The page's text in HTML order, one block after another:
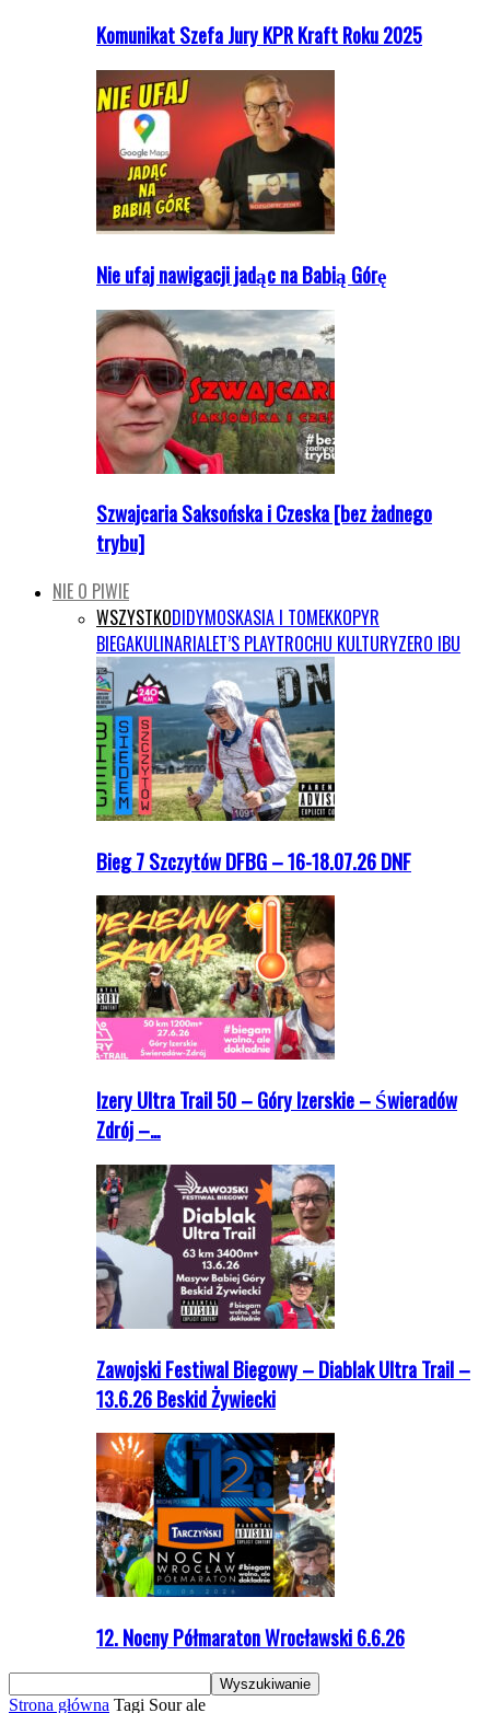
Komunikat Szefa Jury KPR Kraft Roku 2025
Nie ufaj nawigacji jadąc na Babią Górę
Szwajcaria Saksońska i Czeska [bez żadnego
trybu]
NIE O PIWIE
WSZYSTKODIDYMOSKASIA I TOMEKKOPYR
BIEGAKULINARIALET’S PLAYTROCHU KULTURYZERO IBU
Bieg 7 Szczytów DFBG – 16-18.07.26 DNF
Izery Ultra Trail 50 – Góry Izerskie – Świeradów
Zdrój –…
Zawojski Festiwal Biegowy – Diablak Ultra Trail –
13.6.26 Beskid Żywiecki
12. Nocny Półmaraton Wrocławski 6.6.26
Strona główna Tagi Sour ale